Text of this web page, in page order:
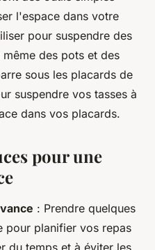
l'espace dans votre
pour suspendre des
des pots et des
sous les placards de
suspendre vos tasses à
dans vos placards.
pour une
: Prendre quelques
pour planifier vos repas
du temps et à éviter les